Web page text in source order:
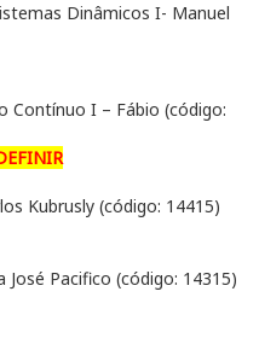
Dinâmicos I- Manuel
Contínuo I – Fábio (código:
Kubrusly (código: 14415)
José Pacifico (código: 14315)